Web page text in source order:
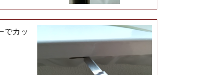
でカッ